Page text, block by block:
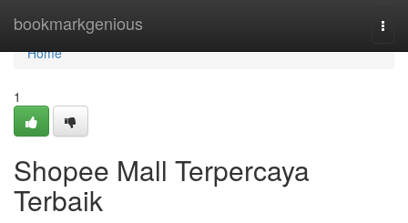
bookmarkgenious
Home
Home
1
Shopee Mall Terpercaya
Terbaik